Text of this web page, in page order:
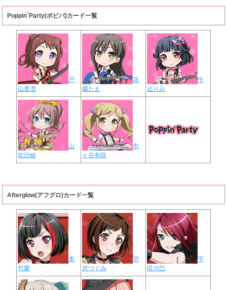
Poppin`Party(ポピパ)カード一覧
戸
山香澄
花
園たえ
牛
込りみ
山
吹沙綾
市
ヶ谷有咲
Afterglow(アフグロ)カード一覧
美
竹蘭
羽
沢つぐみ
宇
田川巴